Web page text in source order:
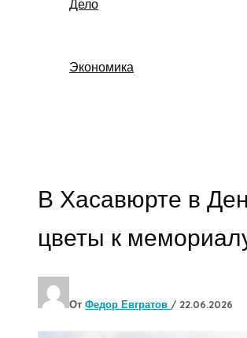
Дело
Экономика
В Хасавюрте в
цветы к
От Федор Евгратов / 22.06.2026